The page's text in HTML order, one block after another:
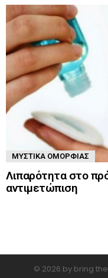
ΜΥΣΤΙΚΆ ΟΜΟΡΦΙΆΣ
Λιπαρότητα στο
αντιμετώπιση
© 2026 by bring